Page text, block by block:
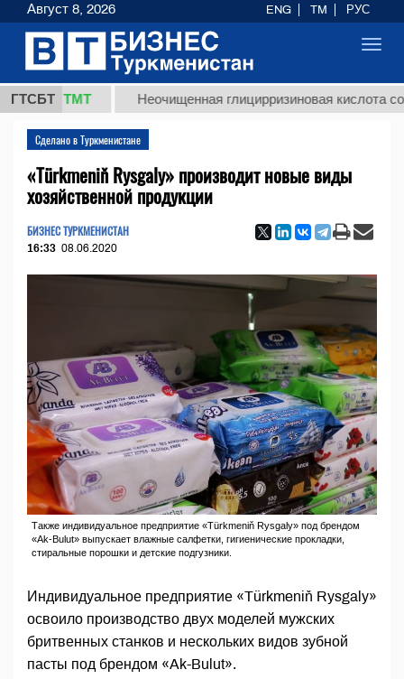
ГТСБТ
ТМТ Неочищенная глицирризиновая кислота
Сделано в Туркменистане
«Türkmeniň Rysgaly» производит новые виды
хозяйственной продукции
БИЗНЕС ТУРКМЕНИСТАН
16:33 08.06.2020
Также индивидуальное предприятие «Türkmeniň Rysgaly» под брендом
«Ak-Bulut» выпускает влажные салфетки, гигиенические прокладки,
стиральные порошки и детские подгузники.
Индивидуальное предприятие «Türkmeniň Rysgaly»
освоило производство двух моделей мужских
бритвенных станков и нескольких видов зубной
пасты под брендом «Ak-Bulut».
Август 8, 2026 ENG TM РУС